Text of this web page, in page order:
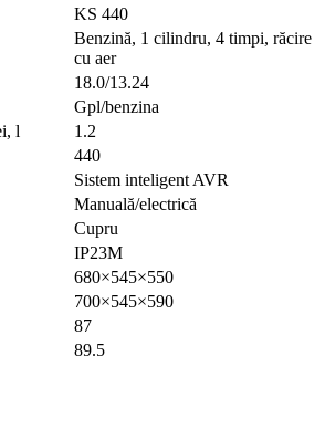
KS 440
Benzină, 1 cilindru, 4 timpi, răcire
cu aer
18.0/13.24
Gpl/benzina
l
1.2
440
Sistem inteligent AVR
Manuală/electrică
Cupru
IP23M
680×545×550
700×545×590
87
89.5